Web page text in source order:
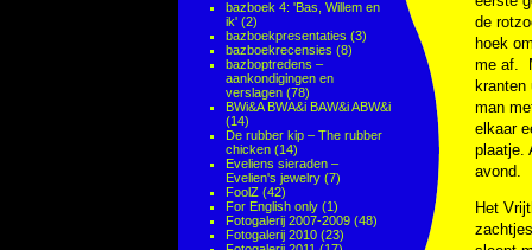
bazboek 4: 'Bas, Willem en
ik' (2)
bazboekpresentaties (3)
bazboekrecensies (8)
bazboptredens –
aankondigingen en
verslagen (78)
BWi&A BWA&i BAW&i ABW&i
(14)
De rubber kip – The rubber
chicken (14)
Eveliens sieraden –
Evelien's jewelry (7)
FoolZ (42)
For English only (1)
Fotogalerij 2007-2009 (48)
Fotogalerij 2010 (23)
de
hoek
me af.
man
elkaar
plaatje.
avond.
Het